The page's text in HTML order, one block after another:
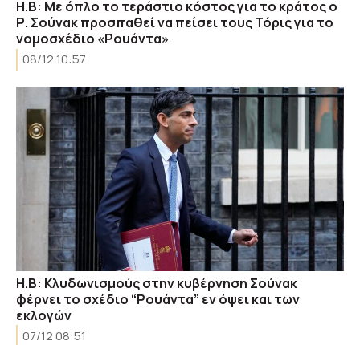
Η.Β: Με όπλο το τεράστιο κόστος για το κράτος ο
Ρ. Σούνακ προσπαθεί να πείσει τους Τόρις για το
νομοσχέδιο «Ρουάντα»
08/12 10:57
Η.Β: Κλυδωνισμούς στην κυβέρνηση Σούνακ
φέρνει το σχέδιο “Ρουάντα” εν όψει και των
εκλογών
07/12 08:51